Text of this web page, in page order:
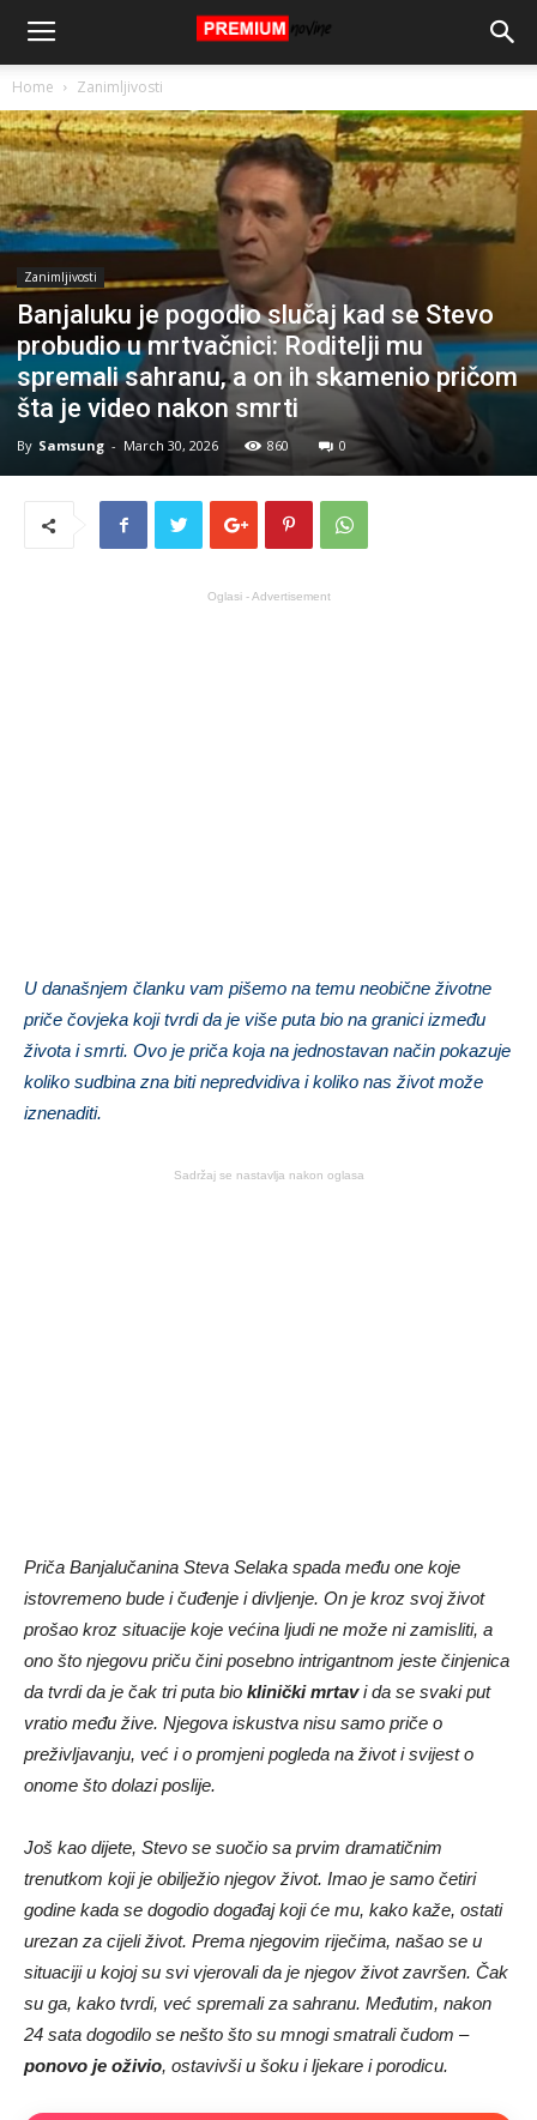
Home Zanimljivosti
Zanimljivosti
Banjaluku je pogodio slučaj kad se Stevo
probudio u mrtvačnici: Roditelji mu
spremali sahranu, a on ih skamenio pričom
šta je video nakon smrti
By Samsung - March 30, 2026 860 0
Oglasi - Advertisement
U današnjem članku vam pišemo na temu neobične životne
priče čovjeka koji tvrdi da je više puta bio na granici između
života i smrti. Ovo je priča koja na jednostavan način pokazuje
koliko sudbina zna biti nepredvidiva i koliko nas život može
iznenaditi.
Sadržaj se nastavlja nakon oglasa
Priča Banjalučanina Steva Selaka spada među one koje
istovremeno bude i čuđenje i divljenje. On je kroz svoj život
prošao kroz situacije koje većina ljudi ne može ni zamisliti, a
ono što njegovu priču čini posebno intrigantnom jeste činjenica
da tvrdi da je čak tri puta bio klinički mrtavi da se svaki put
vratio među žive. Njegova iskustva nisu samo priče o
preživljavanju, već i o promjeni pogleda na život i svijest o
onome što dolazi poslije.
Još kao dijete, Stevo se suočio sa prvim dramatičnim
trenutkom koji je obilježio njegov život. Imao je samo četiri
godine kada se dogodio događaj koji će mu, kako kaže, ostati
urezan za cijeli život. Prema njegovim riječima, našao se u
situaciji u kojoj su svi vjerovali da je njegov život završen. Čak
su ga, kako tvrdi, već spremali za sahranu. Međutim, nakon
24 sata dogodilo se nešto što su mnogi smatrali čudom –
ponovo je oživio, ostavivši u šoku i ljekare i porodicu.